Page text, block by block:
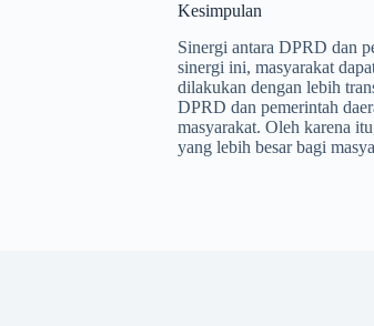
Kesimpulan
Sinergi antara DPRD dan
sinergi ini, masyarakat
dilakukan dengan lebih
DPRD dan pemerintah
masyarakat. Oleh karena
yang lebih besar bagi